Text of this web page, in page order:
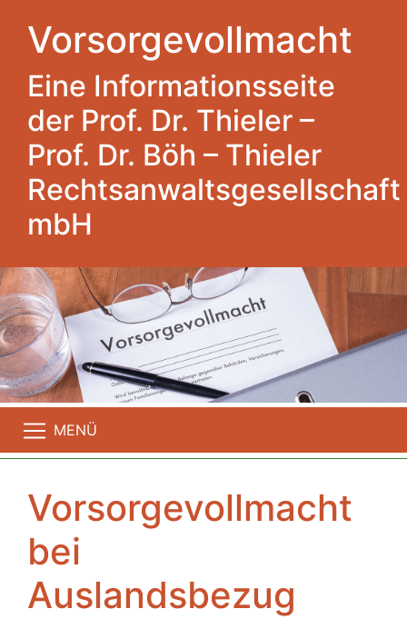
Vorsorgevollmacht
Eine Informationsseite
der Prof. Dr. Thieler –
Prof. Dr. Böh – Thieler
Rechtsanwaltsgesellschaft
mbH
MENÜ
Vorsorgevollmacht
bei
Auslandsbezug